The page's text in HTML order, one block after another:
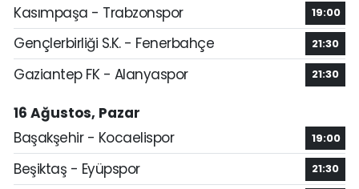
Kasımpaşa - Trabzonspor 19:00
Gençlerbirliği S.K. - Fenerbahçe 21:30
Gaziantep FK - Alanyaspor 21:30
16 Ağustos, Pazar
Başakşehir - Kocaelispor
19:00
Beşiktaş - Eyüpspor 21:30